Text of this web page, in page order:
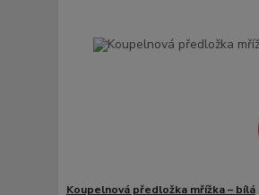
Koupelnová předložka mřížka – bílá